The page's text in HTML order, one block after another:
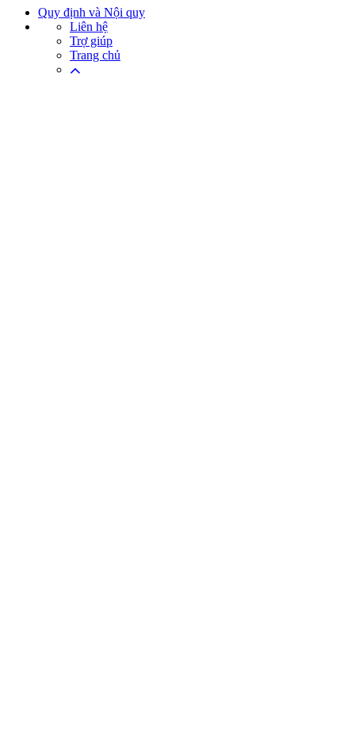
Quy định và Nội quy
Liên hệ
Trợ giúp
Trang chủ